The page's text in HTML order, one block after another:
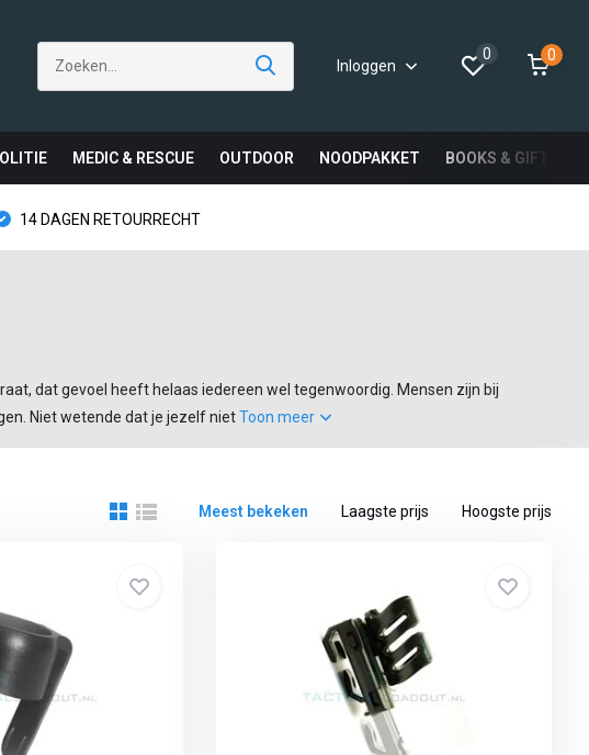
Inloggen
0 0
MEDIC & RESCUE OUTDOOR NOODPAKKET BOOKS & GIFTS
14 DAGEN RETOURRECHT
dat gevoel heeft helaas iedereen wel tegenwoordig. Mensen zijn bij
Niet wetende dat je jezelf nietToon meer
Meest bekeken Laagste prijs Hoogste prijs